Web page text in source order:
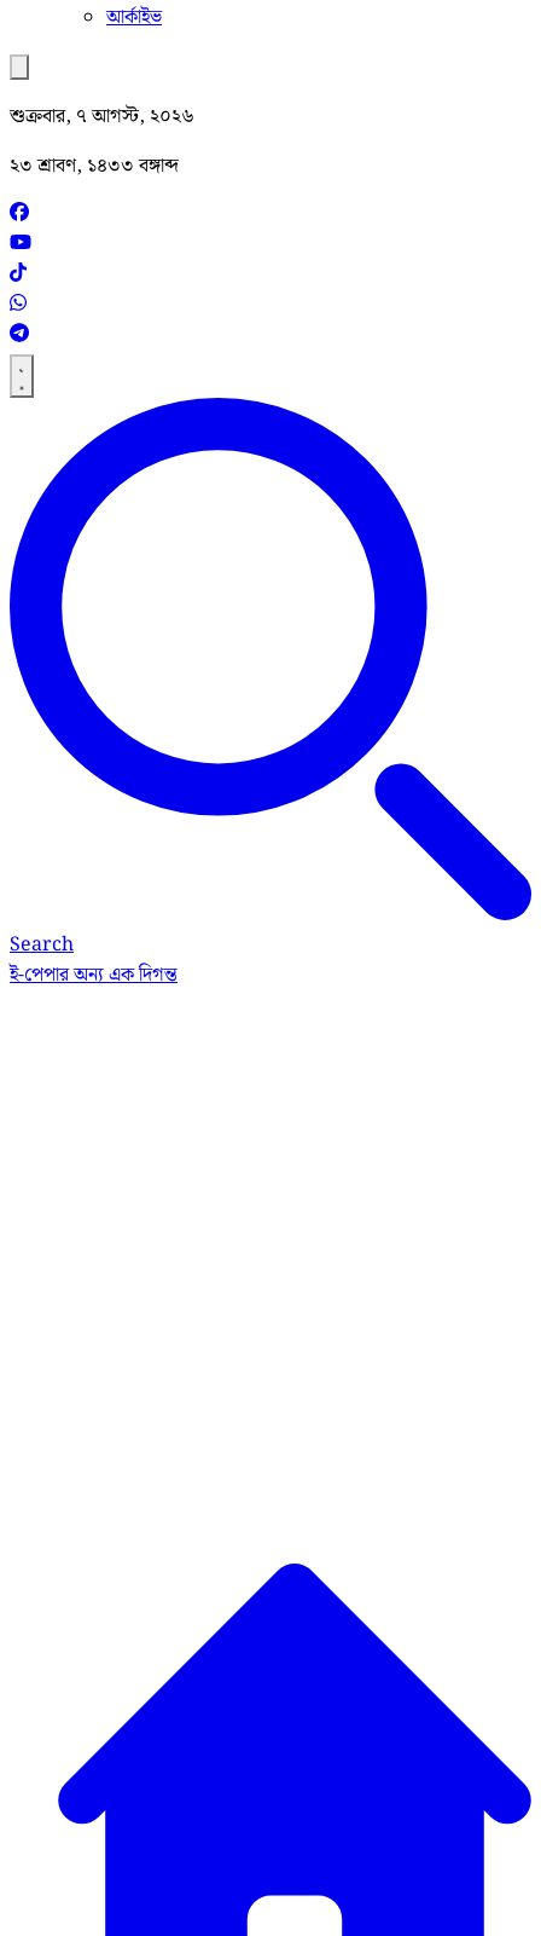
আর্কাইভ
শুক্রবার, ৭ আগস্ট, ২০২৬
২৩ শ্রাবণ, ১৪৩৩ বঙ্গাব্দ
Search
ই-পেপারঅন্য এক দিগন্ত